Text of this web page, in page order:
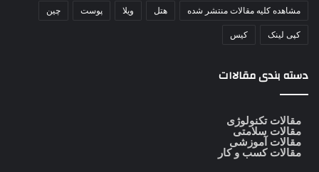
مشاهده کلیه مقالات منتشر شده هتل ویلا پوست چین
کپی لینک کیس
دسته بندی مقالاات
مقالات تکنولوژی
مقالات سلامتی
مقالات آموزشی
مقالات کسب و کار